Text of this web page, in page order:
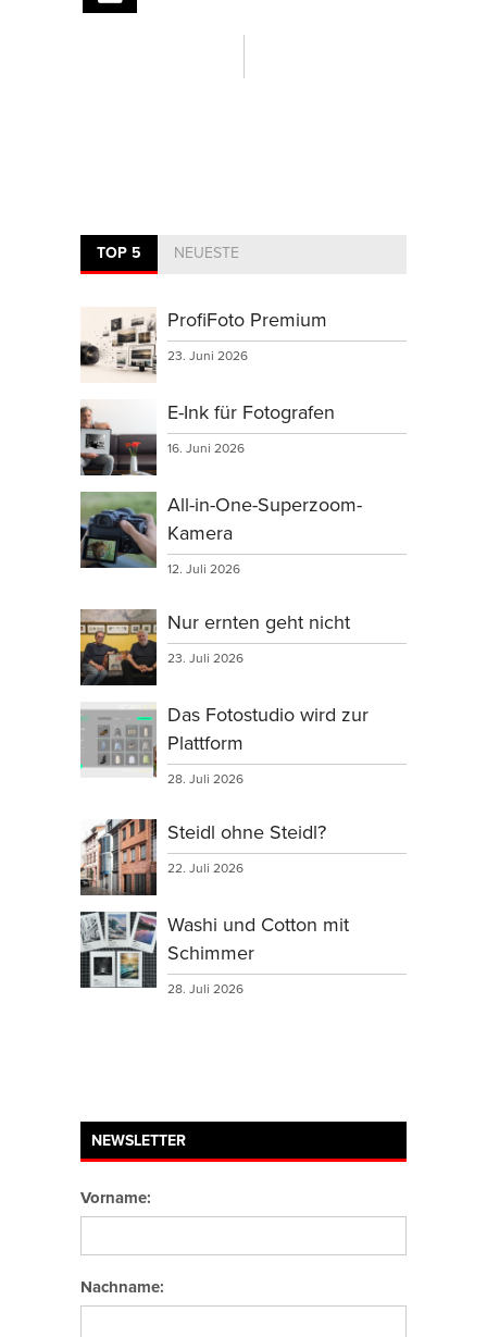
TOP 5 NEUESTE
ProfiFoto Premium
23. Juni 2026
E-Ink für Fotografen
16. Juni 2026
All-in-One-Superzoom-
Kamera
12. Juli 2026
Nur ernten geht nicht
23. Juli 2026
Das Fotostudio wird zur
Plattform
28. Juli 2026
Steidl ohne Steidl?
22. Juli 2026
Washi und Cotton mit
Schimmer
28. Juli 2026
NEWSLETTER
Vorname:
Nachname: